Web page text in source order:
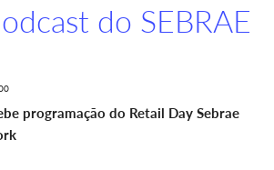
do SEBRAE
programação do Retail Day Sebrae